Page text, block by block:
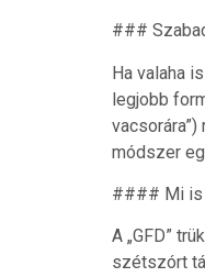
###
Ha valaha
legjobb
módszer
#### Mi is
A „GFD”
szétszórt